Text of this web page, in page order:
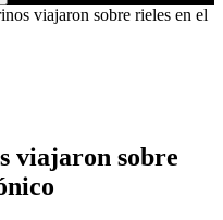
viajaron sobre rieles en el
viajaron sobre